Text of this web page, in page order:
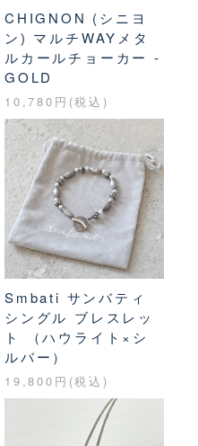
CHIGNON (シニヨ
ン) マルチWAYメタ
ルカールチョーカー -
GOLD
10,780円(税込)
Smbati サンバティ
シングル ブレスレッ
ト （ハウライト×シ
ルバー）
19,800円(税込)